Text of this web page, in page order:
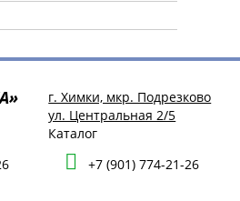
г. Химки, мкр. Подрезково
ул. Центральная 2/5
Каталог
+7 (901) 774-21-26